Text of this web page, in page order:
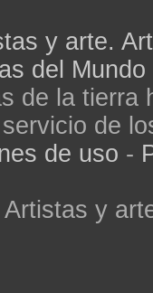
y arte.
del Mundo
de la tierra
servicio de
de uso -
Artistas y